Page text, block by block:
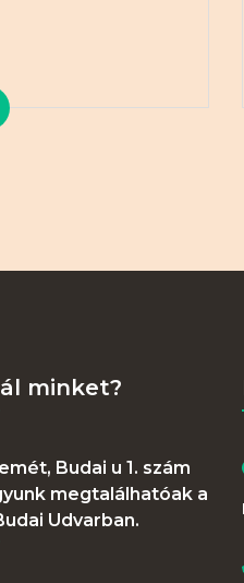
minket?
Budai u 1. szám
megtalálhatóak a
Udvarban.